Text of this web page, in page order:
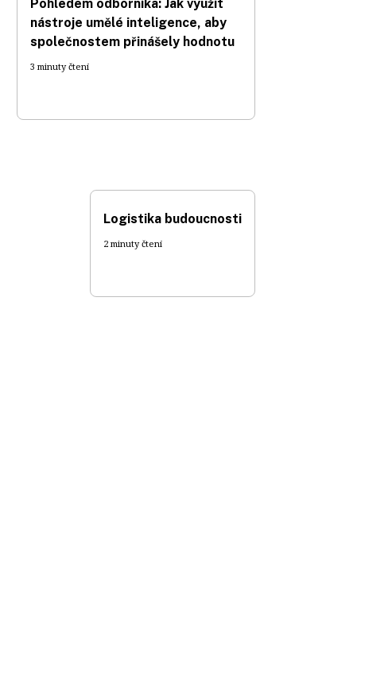
Pohledem odborníka: Jak využít
nástroje umělé inteligence, aby
společnostem přinášely hodnotu
3 minuty čtení
Logistika budoucnosti
2 minuty čtení